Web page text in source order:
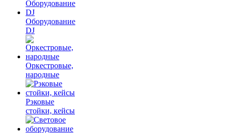
Оборудование
DJ
Оркестровые,
народные
Рэковые
стойки, кейсы